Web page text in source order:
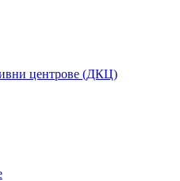
центрове (ДКЦ)